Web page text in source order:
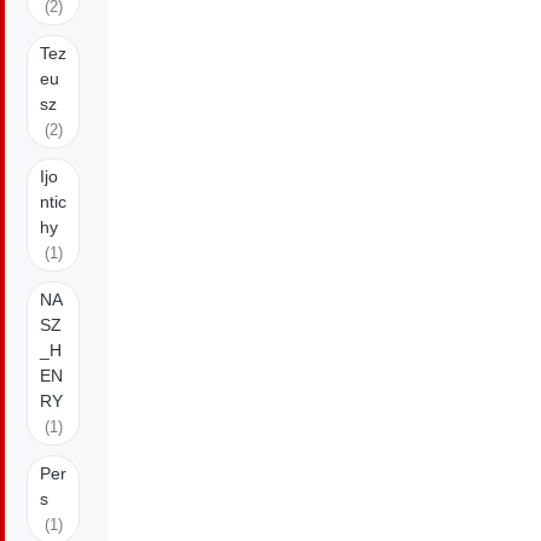
(2)
Tez
eu
sz
(2)
Ijo
ntic
hy
(1)
NA
SZ
_H
EN
RY
(1)
Per
s
(1)